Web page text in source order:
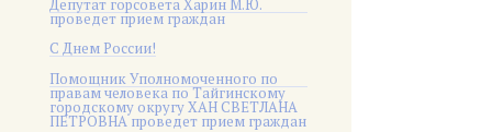
Депутат горсовета Харин М.Ю.
проведет прием граждан
С Днем России!
Помощник Уполномоченного по
правам человека по Тайгинскому
городскому округу ХАН СВЕТЛАНА
ПЕТРОВНА проведет прием граждан